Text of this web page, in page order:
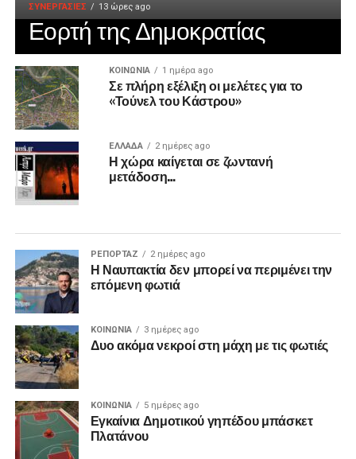
ΣΥΝΕΡΓΑΣΙΕΣ 13 ώρες ago
Εορτή της Δημοκρατίας
ΚΟΙΝΩΝΙΑ 1 ημέρα ago
Σε πλήρη εξέλιξη οι μελέτες για το
«Τούνελ του Κάστρου»
ΕΛΛΑΔΑ 2 ημέρες ago
Η χώρα καίγεται σε ζωντανή
μετάδοση…
ΡΕΠΟΡΤΑΖ 2 ημέρες ago
Η Ναυπακτία δεν μπορεί να περιμένει την
επόμενη φωτιά
ΚΟΙΝΩΝΙΑ 3 ημέρες ago
Δυο ακόμα νεκροί στη μάχη με τις φωτιές
ΚΟΙΝΩΝΙΑ 5 ημέρες ago
Εγκαίνια Δημοτικού γηπέδου μπάσκετ
Πλατάνου